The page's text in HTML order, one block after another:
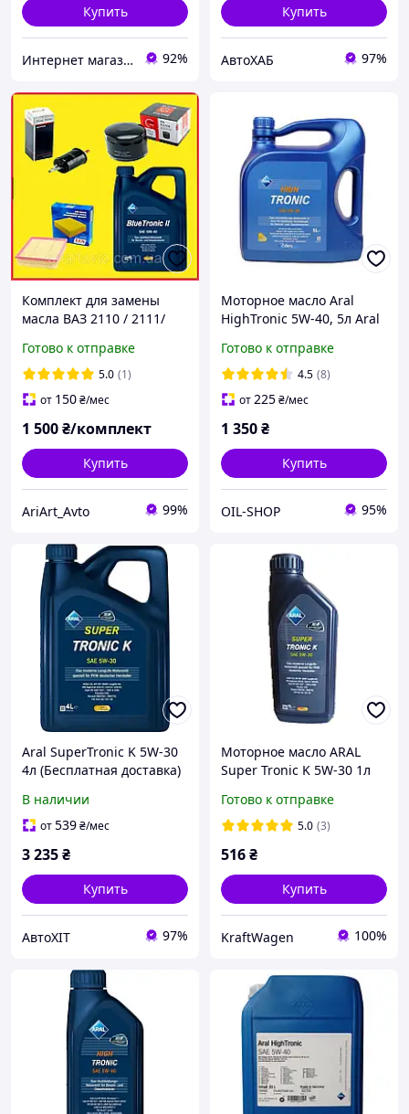
Купить
Интернет магазин OKmarket 92%
Купить
АвтоХАБ 97%
Комплект для замены
масла ВАЗ 2110 / 2111/
(масло Aral 10W-40 Blue
Tronic (4л) + 3 фильтра)
Готово к отправке
5.0 (1)
от 150₴/мес
1 500₴/комплект
Купить
AriArt_Avto 99%
Моторное масло Aral
HighTronic 5W-40, 5л Aral
Готово к отправке
4.5 (8)
от225₴/мес
1 350₴
Купить
OIL-SHOP 95%
Aral SuperTronic K 5W-30
4л (Бесплатная доставка)
В наличии
от539₴/мес
3 235₴
Купить
АвтоХІТ 97%
Моторное масло ARAL
Super Tronic K 5W-30 1л
Готово к отправке
5.0 (3)
516₴
Купить
KraftWagen 100%